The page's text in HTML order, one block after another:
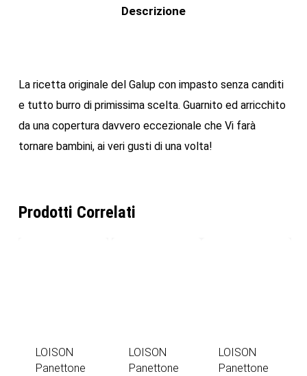
Descrizione
La ricetta originale del Galup con impasto senza canditi
e tutto burro di primissima scelta. Guarnito ed arricchito
da una copertura davvero eccezionale che Vi farà
tornare bambini, ai veri gusti di una volta!
Prodotti Correlati
LOISON
Panettone
LOISON
Panettone
LOISON
Panettone